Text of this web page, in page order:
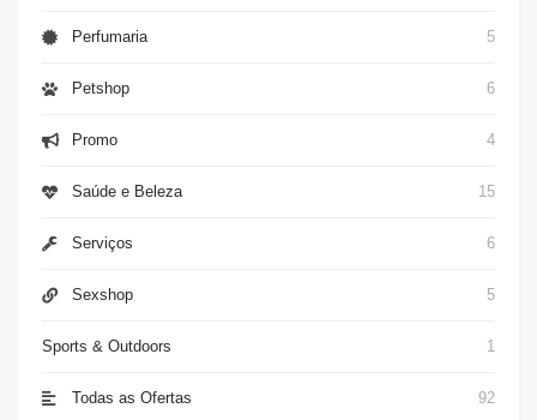
Perfumaria 5
Petshop 6
Promo 4
Saúde e Beleza 15
Serviços 6
Sexshop 5
Sports & Outdoors 1
Todas as Ofertas 92